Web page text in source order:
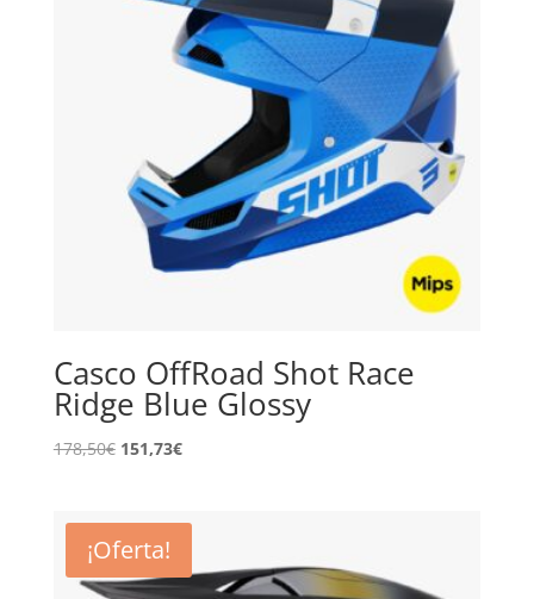
Casco OffRoad Shot Race
Ridge Blue Glossy
178,50€ El
era:
178,50€.
151,73€El
es:
¡Oferta!